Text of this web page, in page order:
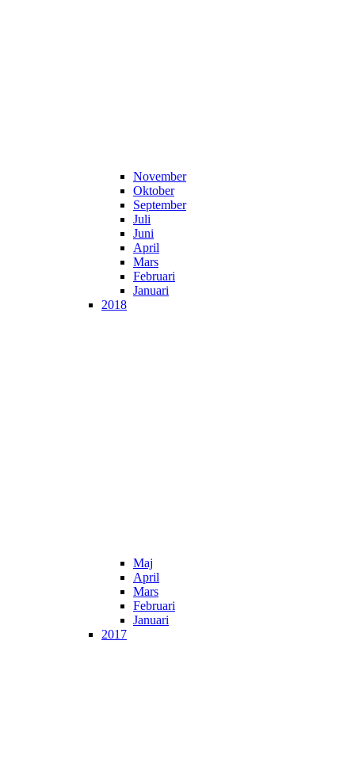
November
Oktober
September
Juli
Juni
April
Mars
Februari
Januari
2018
Maj
April
Mars
Februari
Januari
2017